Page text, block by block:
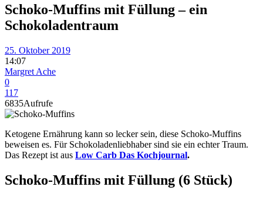
Schoko-Muffins mit Füllung – ein
Schokoladentraum
25. Oktober 2019
14:07
Margret Ache
0
117
6835Aufrufe
Ketogene Ernährung kann so lecker sein, diese Schoko-Muffins
beweisen es. Für Schokoladenliebhaber sind sie ein echter Traum.
Das Rezept ist aus Low Carb Das Kochjournal.
Schoko-Muffins mit Füllung (6 Stück)